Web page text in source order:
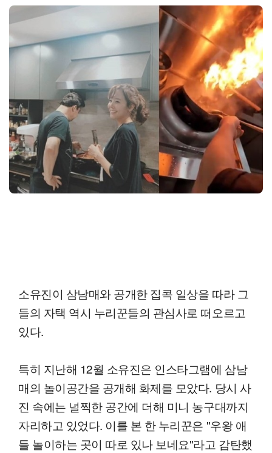
소유진이 삼남매와 공개한 집콕 일상을 따라 그
들의 자택 역시 누리꾼들의 관심사로 떠오르고
있다.
특히 지난해 12월 소유진은 인스타그램에 삼남
매의 놀이공간을 공개해 화제를 모았다. 당시 사
진 속에는 널찍한 공간에 더해 미니 농구대까지
자리하고 있었다. 이를 본 한 누리꾼은 "우왕 애
들 놀이하는 곳이 따로 있나 보네요"라고 감탄했